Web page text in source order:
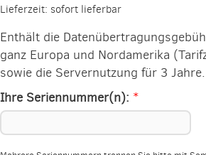
Lieferzeit: sofort lieferbar
Enthält die
ganz Europa und Nordamerika
sowie die Servernutzung für 3 Jahre.
Ihre Seriennummer(n): *